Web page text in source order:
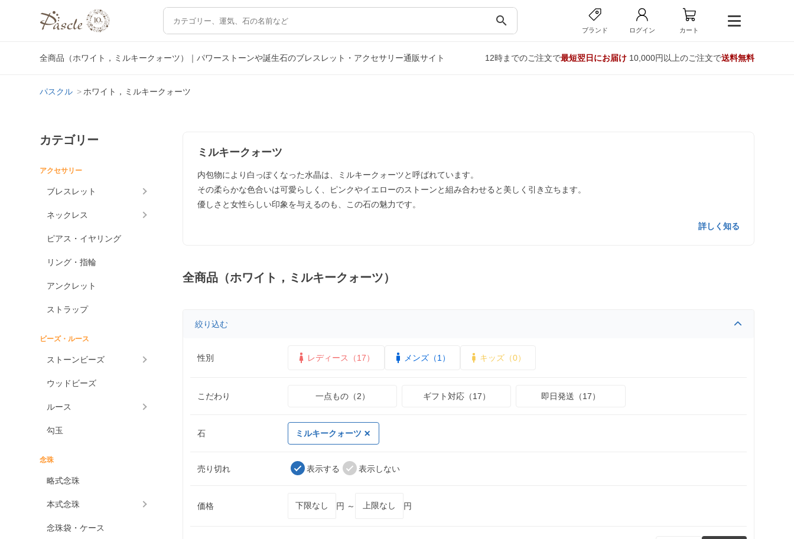
search
ブランド ログイン カート
全商品（ホワイト，ミルキークォーツ）｜パワーストーンや誕生石のブレスレット・アクセサリー通販サイト 12時までのご注文で最短翌日にお届け10,000円以上のご注文で送料無料
パスクル ホワイト，ミルキークォーツ
カテゴリー
アクセサリー
ブレスレット
ネックレス
ピアス・イヤリング
リング・指輪
アンクレット
ストラップ
ビーズ・ルース
ストーンビーズ
ウッドビーズ
ルース
勾玉
念珠
略式念珠
本式念珠
念珠袋・ケース
ミルキークォーツ
内包物により白っぽくなった水晶は、ミルキークォーツと呼ばれています。
その柔らかな色合いは可愛らしく、ピンクやイエローのストーンと組み合わせると美しく引き立ちます。
優しさと女性らしい印象を与えるのも、この石の魅力です。
詳しく知る
全商品（ホワイト，ミルキークォーツ）
絞り込む
性別 レディース（17） メンズ（1） キッズ（0）
こだわり 一点もの（2） ギフト対応（17） 即日発送（17）
石 ミルキークォーツ
売り切れ 表示する 表示しない
価格 円 ～ 円